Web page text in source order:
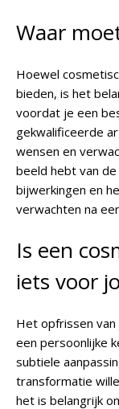
Waar
Hoewel
bieden, is het
voordat je een
gekwalificeerde
wensen en
beeld hebt van
bijwerkingen en
verwachten na
Is een
iets voor
Het opfrissen van
een persoonlijke
subtiele
transformatie
het is belangrijk